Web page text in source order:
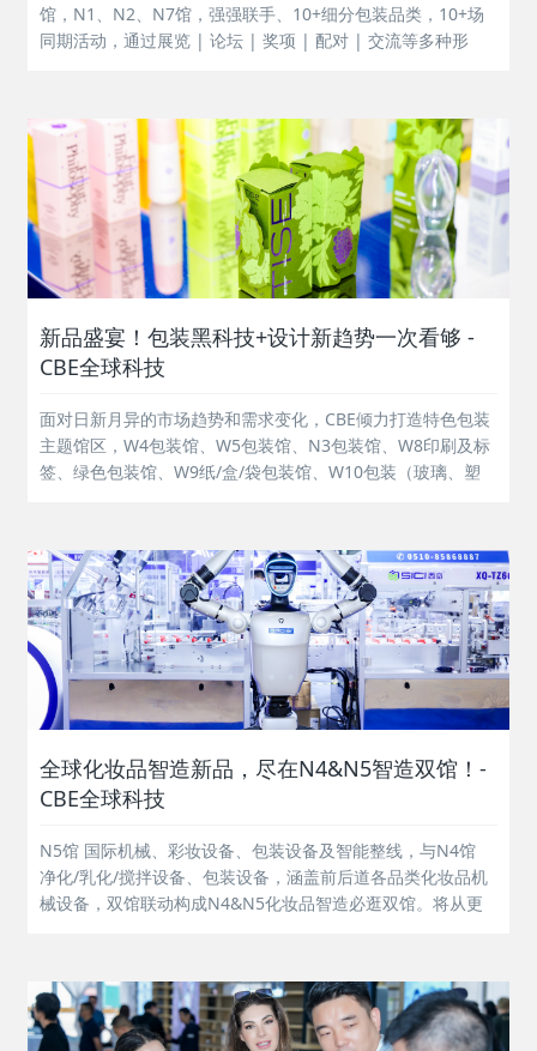
馆，N1、N2、N7馆，强强联手、10+细分包装品类，10+场
同期活动，通过展览 | 论坛 | 奖项 | 配对 | 交流等多种形
新品盛宴！包装黑科技+设计新趋势一次看够 -
CBE全球科技
面对日新月异的市场趋势和需求变化，CBE倾力打造特色包装
主题馆区，W4包装馆、W5包装馆、N3包装馆、W8印刷及标
签、绿色包装馆、W9纸/盒/袋包装馆、W10包装（玻璃、塑
专业...
全球化妆品智造新品，尽在N4&N5智造双馆！-
CBE全球科技
N5馆 国际机械、彩妆设备、包装设备及智能整线，与N4馆
净化/乳化/搅拌设备、包装设备，涵盖前后道各品类化妆品机
械设备，双馆联动构成N4&N5化妆品智造必逛双馆。将从更